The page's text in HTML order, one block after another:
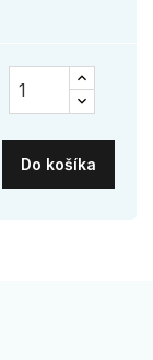
Do košíka